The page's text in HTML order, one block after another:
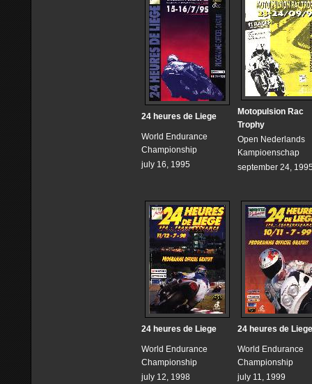
24 heures de Liege
World Endurance
Championship
july 16, 1995
Motopulsion Rac
Trophy
Open Nederlands
Kampioenschap
september 24,
24 heures de Liege
World Endurance
Championship
july 12, 1998
24 heures de Liege
World Endurance
Championship
july 11, 1999